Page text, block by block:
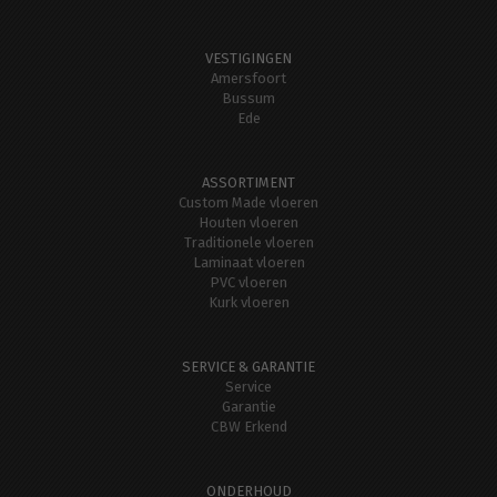
VESTIGINGEN
Amersfoort
Bussum
Ede
ASSORTIMENT
Custom Made vloeren
Houten vloeren
Traditionele vloeren
Laminaat vloeren
PVC vloeren
Kurk vloeren
SERVICE & GARANTIE
Service
Garantie
CBW Erkend
ONDERHOUD